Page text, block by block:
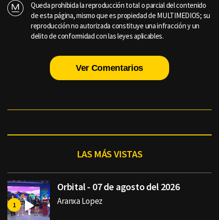
Queda prohibida la reproducción total o parcial del contenido
de esta página, mismo que es propiedad de MULTIMEDIOS; su
reproducción no autorizada constituye una infracción y un
delito de conformidad con las leyes aplicables.
Ver Comentarios
LAS MÁS VISTAS
Orbital - 07 de agosto del 2026
Aranxa Lopez